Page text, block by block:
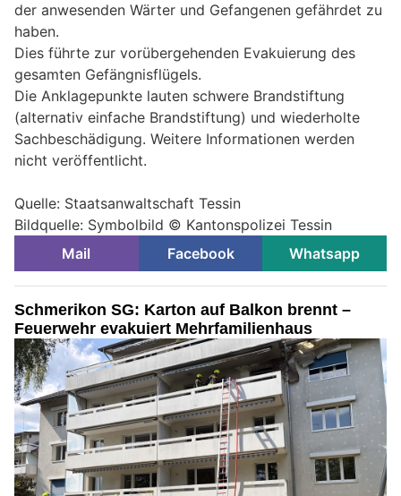
der anwesenden Wärter und Gefangenen gefährdet zu
haben.
Dies führte zur vorübergehenden Evakuierung des
gesamten Gefängnisflügels.
Die Anklagepunkte lauten schwere Brandstiftung
(alternativ einfache Brandstiftung) und wiederholte
Sachbeschädigung. Weitere Informationen werden
nicht veröffentlicht.
Quelle: Staatsanwaltschaft Tessin
Bildquelle: Symbolbild © Kantonspolizei Tessin
Mail
Facebook Whatsapp
Schmerikon SG: Karton auf Balkon brennt –
Feuerwehr evakuiert Mehrfamilienhaus